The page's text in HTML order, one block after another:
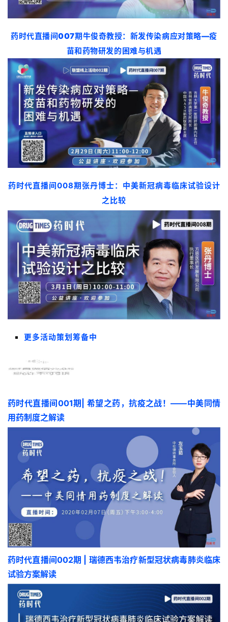
资
平
药
时
代
苑
E
g
l
i
联
注册
药时代直播间007期牛俊奇教授： 新发传染病应对策略—疫
苗和药物研发的困难与机遇
药时代直播间008期张丹博士： 中美新冠病毒临床试验设计
之比较
更多活动策划筹备中
往期回顾
药时代直播间001期| 希望之药，抗疫之战！——中美同情
用药制度之解读
药时代直播间002期 | 瑞德西韦治疗新型冠状病毒肺炎临床
试验方案解读